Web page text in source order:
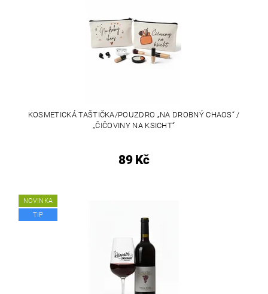
KOSMETICKÁ TAŠTIČKA/POUZDRO „NA DROBNÝ CHAOS“ /
„ČIČOVINY NA KSICHT“
89 Kč
NOVINKA
TIP